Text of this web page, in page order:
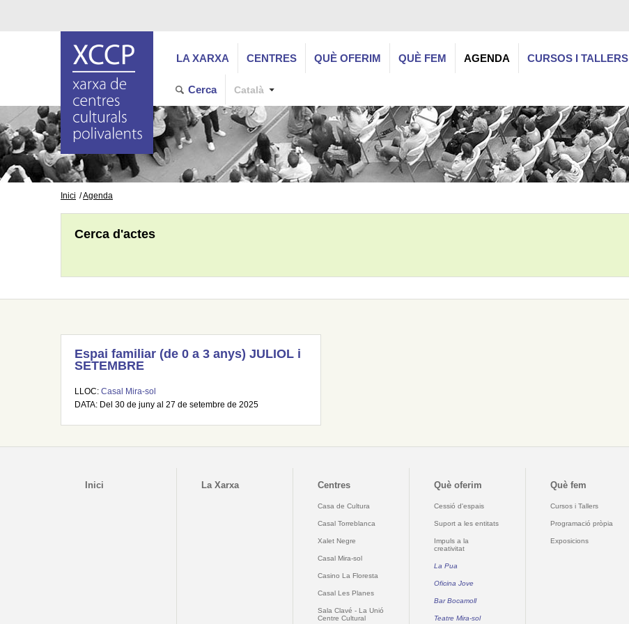
LA XARXA CENTRES QUÈ OFERIM QUÈ FEM AGENDA CURSOS I TALLERS
Cerca Català
Inici Agenda
Cerca d'actes
Espai familiar (de 0 a 3 anys) JULIOL i
SETEMBRE
LLOC: Casal Mira-sol
DATA: Del 30 de juny al 27 de setembre de 2025
Inici La Xarxa Centres
Casa de Cultura
Casal Torreblanca
Xalet Negre
Casal Mira-sol
Casino La Floresta
Casal Les Planes
Sala Clavé - La Unió
Centre Cultural
Què oferim
Cessió d'espais
Suport a les entitats
Impuls a la
creativitat
La Pua
Oficina Jove
Bar Bocamoll
Teatre Mira-sol
Què fem
Cursos i Tallers
Programació pròpia
Exposicions